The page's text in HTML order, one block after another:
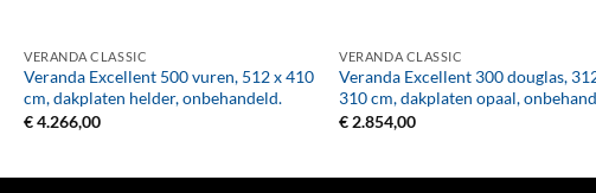
VERANDA CLASSIC
Veranda Excellent 500 vuren, 512 x 410
cm, dakplaten helder, onbehandeld.
€4.266,00
VERANDA CLASSIC
Veranda Excellent 300 douglas,
310 cm, dakplaten opaal,
€ 2.854,00